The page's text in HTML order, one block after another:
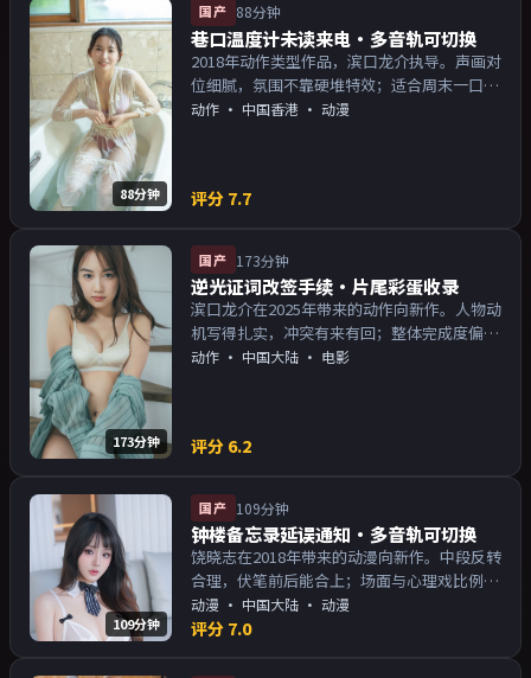
88分钟
国产 88分钟
巷口温度计未读来电·多音轨可切换
2018年动作类型作品，滨口龙介执导。声画对
位细腻，氛围不靠硬堆特效；适合周末一口气
追完。主演以演技派为主，适合喜欢强叙事与
动作 · 中国香港 · 动漫
评分 7.7
173分钟
国产 173分钟
逆光证词改签手续·片尾彩蛋收录
滨口龙介在2025年带来的动作向新作。人物动
机写得扎实，冲突有来有回；整体完成度偏院
线质感。主演以演技派为主，适合喜欢强叙事
动作 · 中国大陆 · 电影
评分 6.2
109分钟
国产 109分钟
钟楼备忘录延误通知·多音轨可切换
饶晓志在2018年带来的动漫向新作。中段反转
合理，伏笔前后能合上；场面与心理戏比例得
当。主演以演技派为主，适合喜欢强叙事与人
物关系的观众加入片单。
动漫 · 中国大陆 · 动漫
评分 7.0